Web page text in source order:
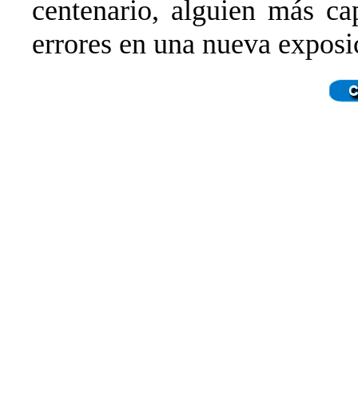
centenario, alguien más
errores en una nueva